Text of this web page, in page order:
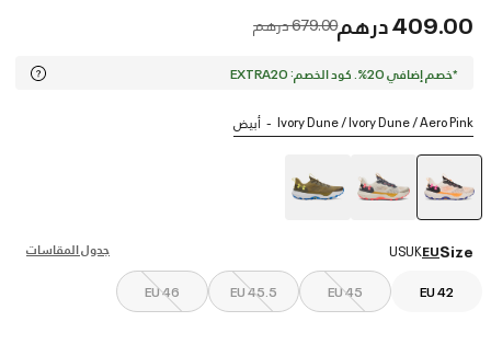
409.00 درهم Price reduced from
679.00 درهم to
*خصم إضافي 20%. كود الخصم: EXTRA20
Ivory Dune / Ivory Dune / Aero Pink أبيض
جدول المقاسات Size
EU
UK
US
EU 42
EU 45
EU 45.5
EU 46